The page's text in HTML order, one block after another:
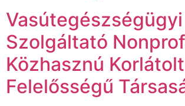
Vasútegészségügyi
Szolgáltató
Közhasznú Korlátolt
Felelősségű